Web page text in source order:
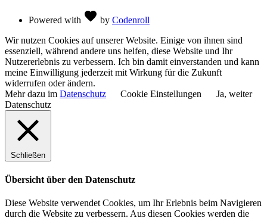
Powered with favorite by Codenroll
Wir nutzen Cookies auf unserer Website. Einige von ihnen sind
essenziell, während andere uns helfen, diese Website und Ihr
Nutzererlebnis zu verbessern. Ich bin damit einverstanden und kann
meine Einwilligung jederzeit mit Wirkung für die Zukunft
widerrufen oder ändern.
Mehr dazu im Datenschutz Cookie Einstellungen
Ja, weiter
Datenschutz
Schließen
Übersicht über den Datenschutz
Diese Website verwendet Cookies, um Ihr Erlebnis beim Navigieren
durch die Website zu verbessern. Aus diesen Cookies werden die